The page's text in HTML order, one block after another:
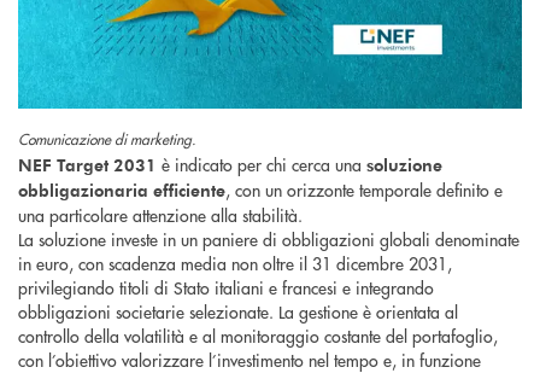
Comunicazione di marketing.
NEF Target 2031 è indicato per chi cerca una soluzione
obbligazionaria efficiente, con un orizzonte temporale definito e
una particolare attenzione alla stabilità.
La soluzione investe in un paniere di obbligazioni globali denominate
in euro, con scadenza media non oltre il 31 dicembre 2031,
privilegiando titoli di Stato italiani e francesi e integrando
obbligazioni societarie selezionate. La gestione è orientata al
controllo della volatilità e al monitoraggio costante del portafoglio,
con l’obiettivo valorizzare l’investimento nel tempo e, in funzione